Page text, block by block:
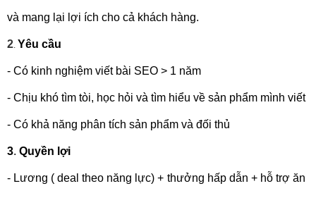
và mang lại lợi ích cho cả khách hàng.
2. Yêu cầu
- Có kinh nghiệm viết bài SEO > 1 năm
- Chịu khó tìm tòi, học hỏi và tìm hiểu về sản phẩm mình viết
- Có khả năng phân tích sản phẩm và đối thủ
3. Quyền lợi
- Lương ( deal theo năng lực) + thưởng hấp dẫn + hỗ trợ ăn